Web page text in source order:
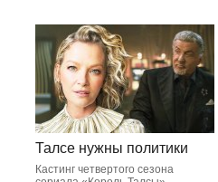
Талсе нужны политики
Кастинг четвертого сезона